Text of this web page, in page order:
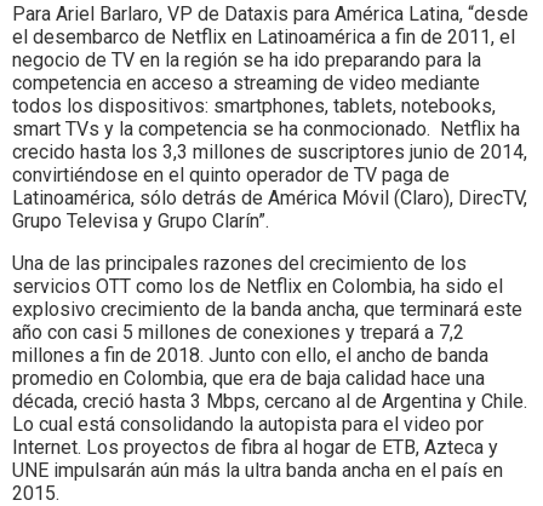
Para Ariel Barlaro, VP de Dataxis para América Latina, “desde
el desembarco de Netflix en Latinoamérica a fin de 2011, el
negocio de TV en la región se ha ido preparando para la
competencia en acceso a streaming de video mediante
todos los dispositivos: smartphones, tablets, notebooks,
smart TVs y la competencia se ha conmocionado. Netflix ha
crecido hasta los 3,3 millones de suscriptores junio de 2014,
convirtiéndose en el quinto operador de TV paga de
Latinoamérica, sólo detrás de América Móvil (Claro), DirecTV,
Grupo Televisa y Grupo Clarín”.
Una de las principales razones del crecimiento de los
servicios OTT como los de Netflix en Colombia, ha sido el
explosivo crecimiento de la banda ancha, que terminará este
año con casi 5 millones de conexiones y trepará a 7,2
millones a fin de 2018. Junto con ello, el ancho de banda
promedio en Colombia, que era de baja calidad hace una
década, creció hasta 3 Mbps, cercano al de Argentina y Chile.
Lo cual está consolidando la autopista para el video por
Internet. Los proyectos de fibra al hogar de ETB, Azteca y
UNE impulsarán aún más la ultra banda ancha en el país en
2015.